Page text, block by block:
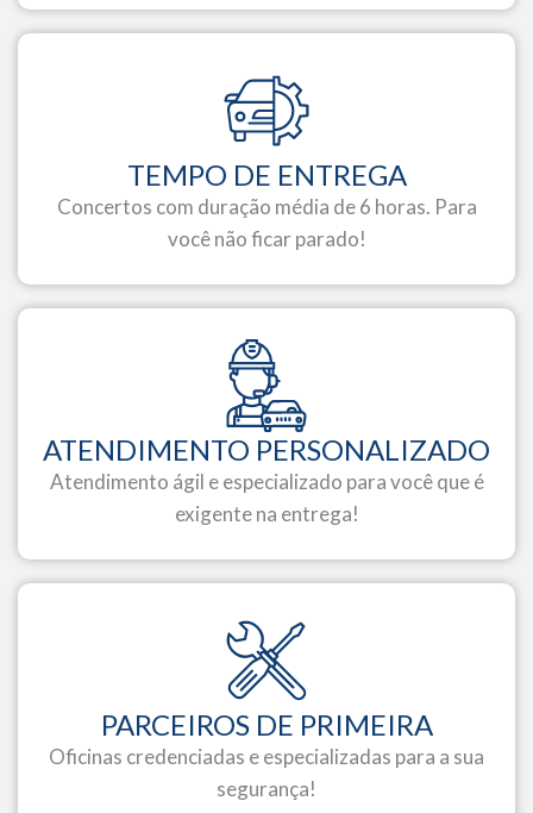
TEMPO DE ENTREGA
Concertos com duração média de 6 horas. Para
você não ficar parado!
ATENDIMENTO PERSONALIZADO
Atendimento ágil e especializado para você que é
exigente na entrega!
PARCEIROS DE PRIMEIRA
Oficinas credenciadas e especializadas para a sua
segurança!